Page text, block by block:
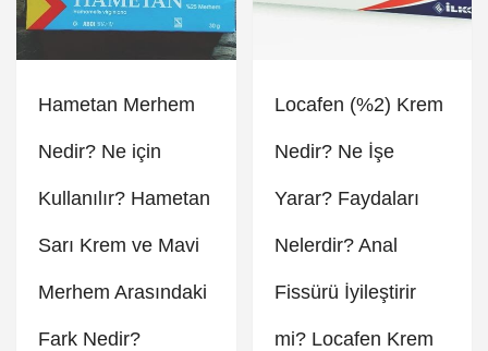
Hametan Merhem
Nedir? Ne için
Kullanılır? Hametan
Sarı Krem ve Mavi
Merhem Arasındaki
Fark Nedir?
Locafen (%2) Krem
Nedir? Ne İşe
Yarar? Faydaları
Nelerdir? Anal
Fissürü İyileştirir
mi? Locafen Krem